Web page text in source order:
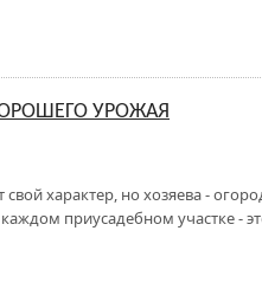
УРОЖАЯ
характер, но хозяева -
приусадебном участке -